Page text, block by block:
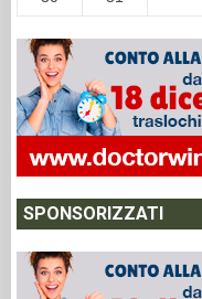
SPONSORIZZATI